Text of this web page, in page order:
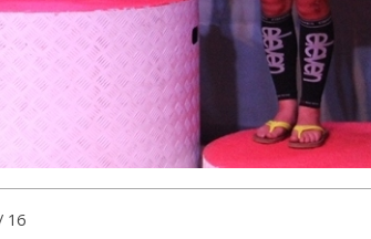
16